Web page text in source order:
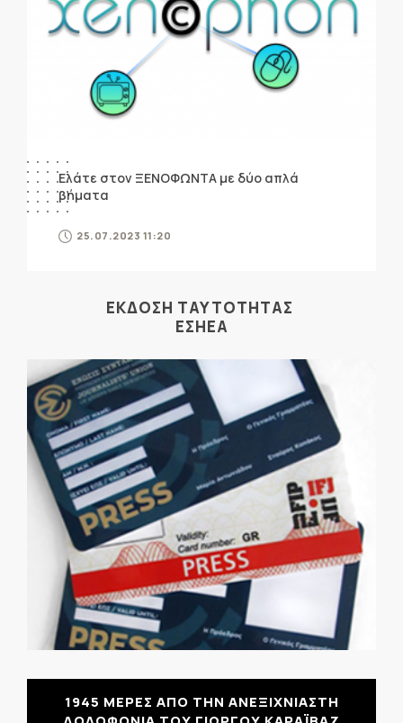
Ελάτε στον ΞΕΝΟΦΩΝΤΑ με δύο απλά
βήματα
25.07.2023 11:20
ΕΚΔΟΣΗ ΤΑΥΤΟΤΗΤΑΣ
ΕΣΗΕΑ
1945 ΜΕΡΕΣ ΑΠΟ ΤΗΝ ΑΝΕΞΙΧΝΙΑΣΤΗ